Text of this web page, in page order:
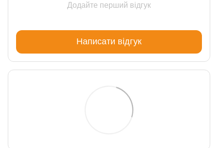
Додайте перший відгук
Написати відгук